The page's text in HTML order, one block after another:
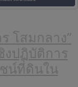
โสมกลาง”
งปฏิบัติการ
ชน์ที่ดินใน